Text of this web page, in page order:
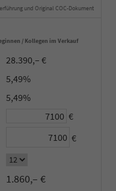
und Original COC-Dokument
/ Kollegen im Verkauf
28.390,– €
5,49%
5,49%
€
€
1.860,– €